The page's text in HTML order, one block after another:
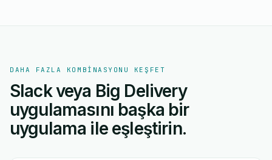
DAHA FAZLA KOMBINASYONU KEŞFET
Slack veya Big Delivery
uygulamasını başka bir
uygulama ile eşleştirin.